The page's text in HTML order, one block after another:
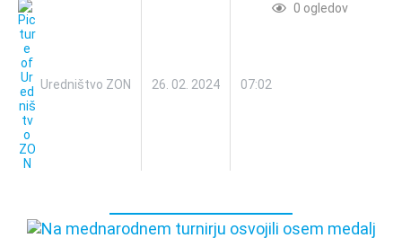
Uredništvo ZON 26. 02. 2024 07:02
0 ogledov